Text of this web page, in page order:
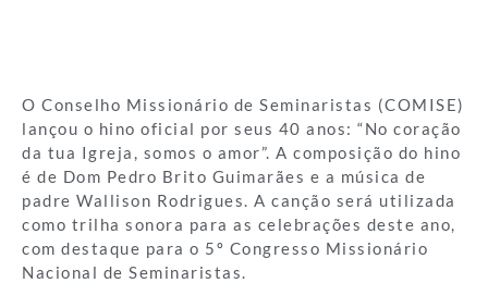
O Conselho Missionário de Seminaristas (COMISE)
lançou o hino oficial por seus 40 anos: “No coração
da tua Igreja, somos o amor”. A composição do hino
é de Dom Pedro Brito Guimarães e a música de
padre Wallison Rodrigues. A canção será utilizada
como trilha sonora para as celebrações deste ano,
com destaque para o 5º Congresso Missionário
Nacional de Seminaristas.